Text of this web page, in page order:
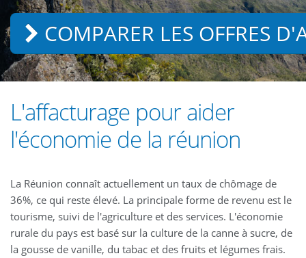
COMPARER LES OFFRES
L'affacturage pour aider
l'économie de la réunion
La Réunion connaît actuellement un taux de chômage de
36%, ce qui reste élevé. La principale forme de revenu est le
tourisme, suivi de l'agriculture et des services. L'économie
rurale du pays est basé sur la culture de la canne à sucre, de
la gousse de vanille, du tabac et des fruits et légumes frais.